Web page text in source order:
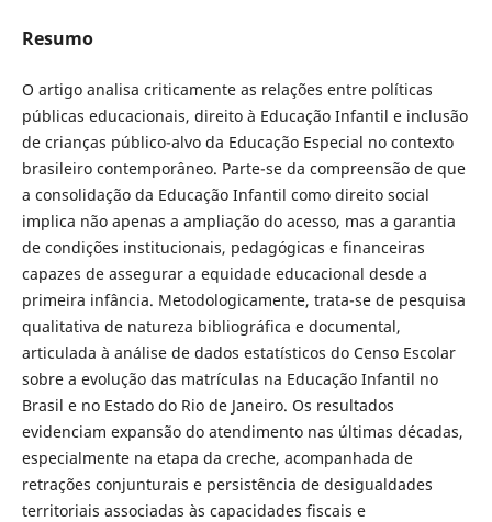
Resumo
O artigo analisa criticamente as relações entre políticas
públicas educacionais, direito à Educação Infantil e inclusão
de crianças público-alvo da Educação Especial no contexto
brasileiro contemporâneo. Parte-se da compreensão de que
a consolidação da Educação Infantil como direito social
implica não apenas a ampliação do acesso, mas a garantia
de condições institucionais, pedagógicas e financeiras
capazes de assegurar a equidade educacional desde a
primeira infância. Metodologicamente, trata-se de pesquisa
qualitativa de natureza bibliográfica e documental,
articulada à análise de dados estatísticos do Censo Escolar
sobre a evolução das matrículas na Educação Infantil no
Brasil e no Estado do Rio de Janeiro. Os resultados
evidenciam expansão do atendimento nas últimas décadas,
especialmente na etapa da creche, acompanhada de
retrações conjunturais e persistência de desigualdades
territoriais associadas às capacidades fiscais e